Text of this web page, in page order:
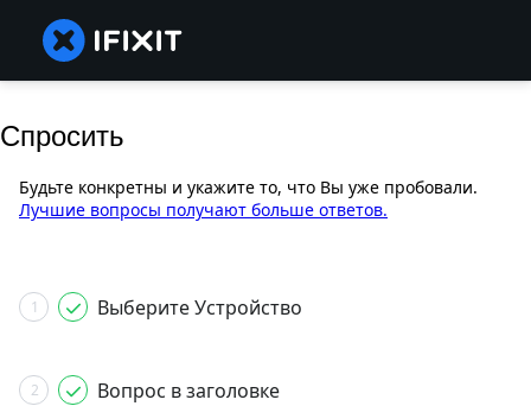
Спросить
Будьте конкретны и укажите то, что Вы уже пробовали.
Лучшие вопросы получают больше ответов.
1 Выберите Устройство
2 Вопрос в заголовке